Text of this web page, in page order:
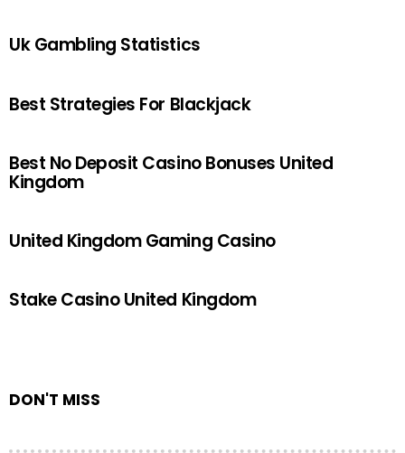
Uk Gambling Statistics
Best Strategies For Blackjack
Best No Deposit Casino Bonuses United
Kingdom
United Kingdom Gaming Casino
Stake Casino United Kingdom
DON'T MISS